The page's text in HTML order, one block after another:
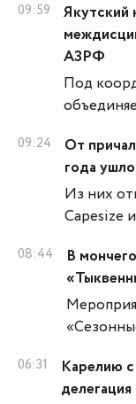
09:59
Якутский
АЗРФ
Под
09:24
От
года
Из них
Capesize
08:44
В
06:31
Карелию